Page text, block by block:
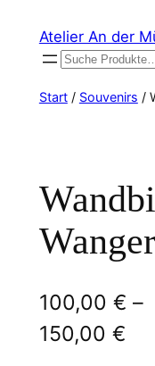
Inhalt
springen
Atelier An der
Suchen
Start/ Souvenirs /
100,00 € –
150,00 €